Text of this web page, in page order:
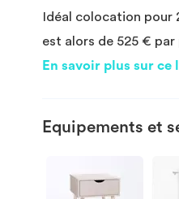
Idéal colocation pour
est alors de 525 €
En savoir plus sur ce
Equipements et